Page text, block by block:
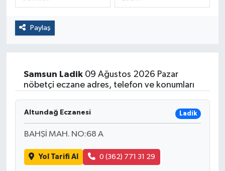
Paylaş
Samsun Ladik09 Ağustos 2026 Pazar
nöbetçi eczane adres, telefon ve konumları
Altundağ Eczanesi Ladik
BAHŞİ MAH. NO:68 A
Yol Tarifi Al 0 (362) 771 31 29